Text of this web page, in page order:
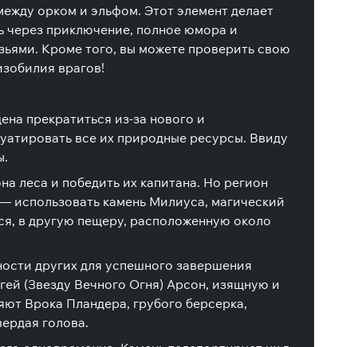
орком и эльфом. Этот элемент делает
через приключение, полное юмора и
Кроме того, вы можете проверить свою
врагов!
прекратиться из-за нового и
все их природные ресурсы. Ввиду
леса и победить их капитана. Но регион
использовать камень Милиуса, магический
в другую пещеру, расположенную около
других для успешного завершения
(Звезду Вечного Огня) Арсон, изящную и
Врока Пландера, грубого берсерка,
голова.